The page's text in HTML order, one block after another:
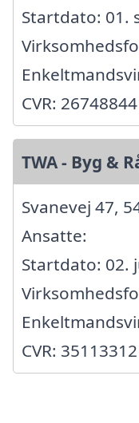
Startdato: 01.
CVR: 26748844
TWA - Byg &
Svanevej 47,
Ansatte:
Startdato: 02.
CVR: 35113312